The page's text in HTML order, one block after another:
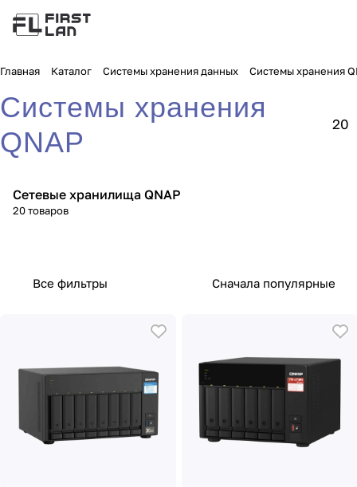
Главная Каталог Системы хранения данных Системы хранения
Системы хранения
QNAP
20
Сетевые хранилища QNAP
20 товаров
Все фильтры Сначала популярные